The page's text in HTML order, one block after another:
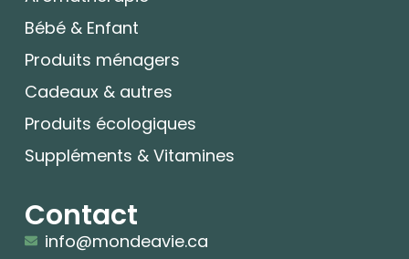
Bébé & Enfant
Produits ménagers
Cadeaux & autres
Produits écologiques
Suppléments & Vitamines
Contact
info@mondeavie.ca